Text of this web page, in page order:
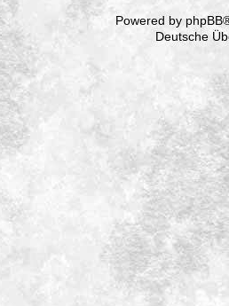
Powered by phpBB
Deutsche